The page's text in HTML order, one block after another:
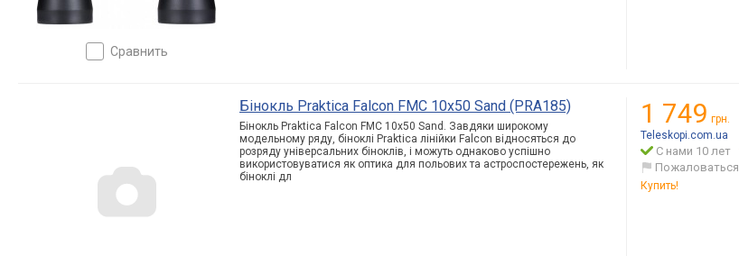
сравнить
Бінокль Praktica Falcon FMC 10x50 Sand (PRA185)
Бінокль Praktica Falcon FMC 10x50 Sand. Завдяки широкому
модельному ряду, біноклі Praktica лінійки Falcon відносяться до
розряду універсальних біноклів, і можуть однаково успішно
використовуватися як оптика для польових та астроспостережень, як
біноклі дл
1 749 грн.
Teleskopi.com.ua
С нами 10 лет
Пожаловаться
Купить!